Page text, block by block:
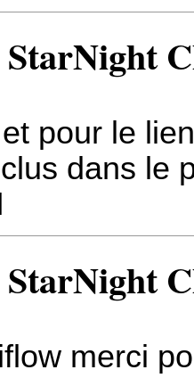
pour le
dans le
merci